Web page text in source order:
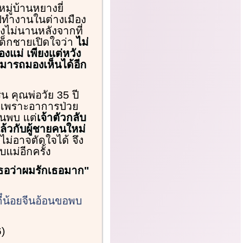
มู่บ้านหยางยี่
ำงานในต่างเมือง
ไม่นานหลังจากที่
กชายเปิดใจว่าไม่
งแม่ เพียงแต่หวัง
ารถมองเห็นได้อีก
น คุณพ่อวัย 35 ปี
พราะอาการป่วย
พบ แต่เจ้าตัวกลับ
วกับผู้ชายคนใหม่
ม่อาจตัดใจได้ จึง
แม่อีกครั้ง
ว่าผมรักเธอมาก"
น้อยจีนอ้อนขอพบ